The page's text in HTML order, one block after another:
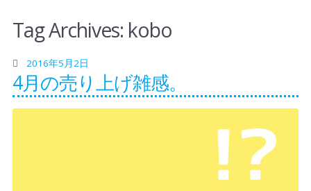
Tag Archives: kobo
2016年5月2日
4月の売り上げ雑感。